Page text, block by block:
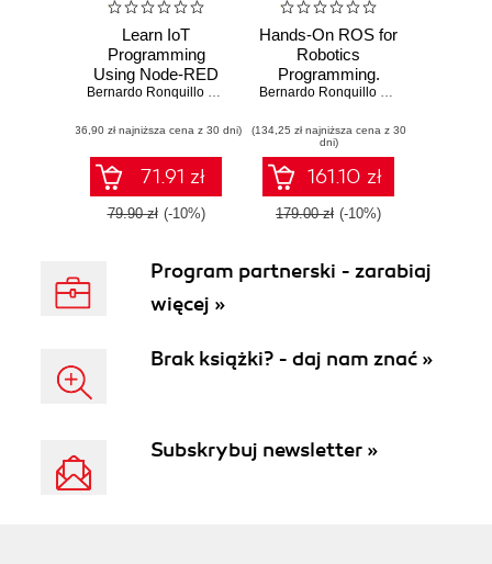
Learn IoT
Programming
Using Node-RED
Bernardo Ronquillo Japón
(36,90 zł najniższa cena z 30 dni)
71.91 zł
79.90 zł (-10%)
Hands-On ROS for
Robotics
Programming.
Program highly
AI-capable mobile
robots powered by
ROS
Bernardo Ronquillo Japón
(134,25 zł najniższa cena z 30
dni)
161.10 zł
179.00 zł (-10%)
Program partnerski - zarabiaj
więcej »
Brak książki? - daj nam znać »
Subskrybuj newsletter »